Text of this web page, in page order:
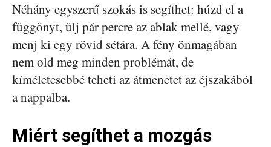
Néhány egyszerű szokás is segíthet: húzd el a
függönyt, ülj pár percre az ablak mellé, vagy
menj ki egy rövid sétára. A fény önmagában
nem old meg minden problémát, de
kíméletesebbé teheti az átmenetet az éjszakából
a nappalba.
Miért segíthet a mozgás